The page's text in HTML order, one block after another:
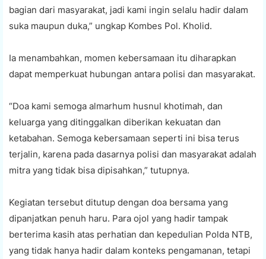
bagian dari masyarakat, jadi kami ingin selalu hadir dalam
suka maupun duka,” ungkap Kombes Pol. Kholid.
Ia menambahkan, momen kebersamaan itu diharapkan
dapat memperkuat hubungan antara polisi dan masyarakat.
“Doa kami semoga almarhum husnul khotimah, dan
keluarga yang ditinggalkan diberikan kekuatan dan
ketabahan. Semoga kebersamaan seperti ini bisa terus
terjalin, karena pada dasarnya polisi dan masyarakat adalah
mitra yang tidak bisa dipisahkan,” tutupnya.
Kegiatan tersebut ditutup dengan doa bersama yang
dipanjatkan penuh haru. Para ojol yang hadir tampak
berterima kasih atas perhatian dan kepedulian Polda NTB,
yang tidak hanya hadir dalam konteks pengamanan, tetapi